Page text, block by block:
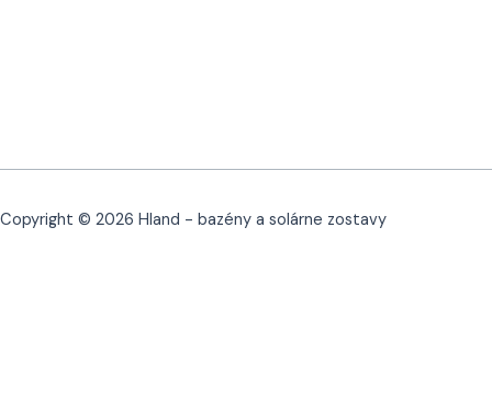
Copyright © 2026 Hland - bazény a solárne zostavy